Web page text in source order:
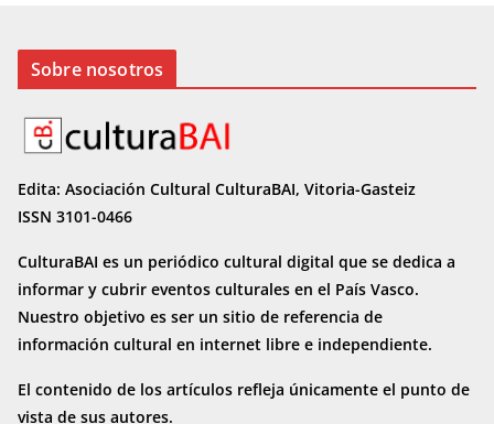
Sobre nosotros
Edita: Asociación Cultural CulturaBAI, Vitoria-Gasteiz
ISSN 3101-0466
CulturaBAI es un periódico cultural digital que se dedica a
informar y cubrir eventos culturales en el País Vasco.
Nuestro objetivo es ser un sitio de referencia de
información cultural en internet libre e independiente.
El contenido de los artículos refleja únicamente el punto de
vista de sus autores.